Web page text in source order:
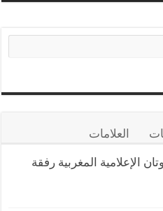
العلامات
الإعلامية المغربية رفقة